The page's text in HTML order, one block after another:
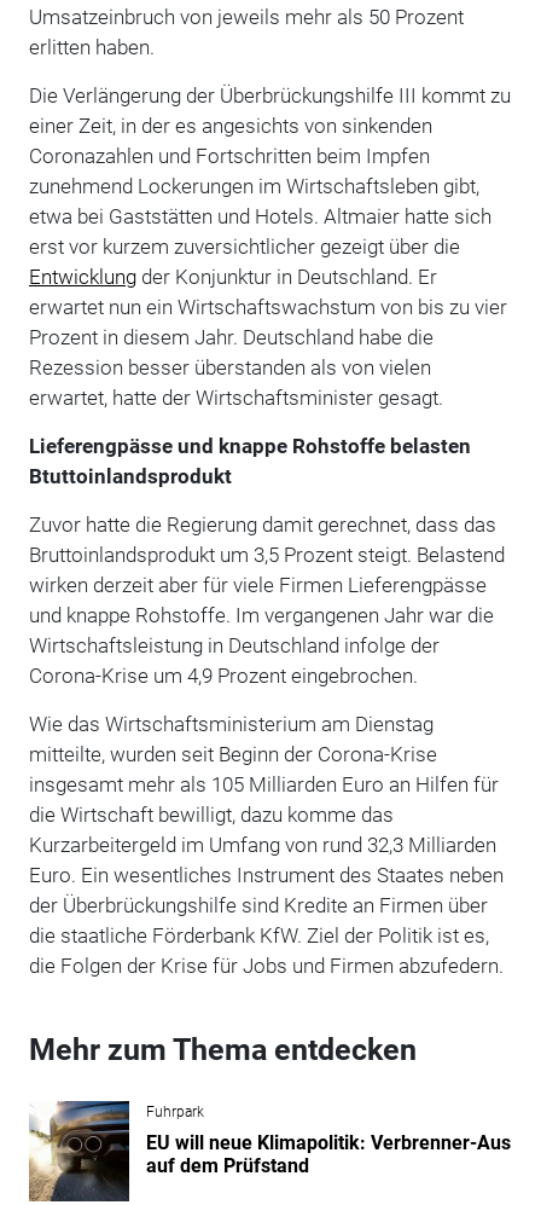
Umsatzeinbruch von jeweils mehr als 50 Prozent
erlitten haben.
Die Verlängerung der Überbrückungshilfe III kommt zu
einer Zeit, in der es angesichts von sinkenden
Coronazahlen und Fortschritten beim Impfen
zunehmend Lockerungen im Wirtschaftsleben gibt,
etwa bei Gaststätten und Hotels. Altmaier hatte sich
erst vor kurzem zuversichtlicher gezeigt über die
Entwicklungder Konjunktur in Deutschland. Er
erwartet nun ein Wirtschaftswachstum von bis zu vier
Prozent in diesem Jahr. Deutschland habe die
Rezession besser überstanden als von vielen
erwartet, hatte der Wirtschaftsminister gesagt.
Lieferengpässe und knappe Rohstoffe belasten
Btuttoinlandsprodukt
Zuvor hatte die Regierung damit gerechnet, dass das
Bruttoinlandsprodukt um 3,5 Prozent steigt. Belastend
wirken derzeit aber für viele Firmen Lieferengpässe
und knappe Rohstoffe. Im vergangenen Jahr war die
Wirtschaftsleistung in Deutschland infolge der
Corona-Krise um 4,9 Prozent eingebrochen.
Wie das Wirtschaftsministerium am Dienstag
mitteilte, wurden seit Beginn der Corona-Krise
insgesamt mehr als 105 Milliarden Euro an Hilfen für
die Wirtschaft bewilligt, dazu komme das
Kurzarbeitergeld im Umfang von rund 32,3 Milliarden
Euro. Ein wesentliches Instrument des Staates neben
der Überbrückungshilfe sind Kredite an Firmen über
die staatliche Förderbank KfW. Ziel der Politik ist es,
die Folgen der Krise für Jobs und Firmen abzufedern.
Mehr zum Thema entdecken
Fuhrpark
EU will neue Klimapolitik: Verbrenner-Aus
auf dem Prüfstand